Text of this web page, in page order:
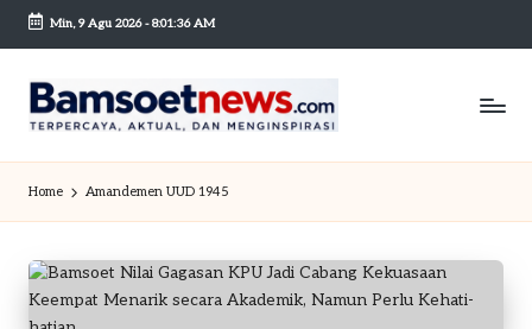
Skip
content
Min, 9 Agu 2026-8:01:36 AM
B
a
m
s
o
Mobilitas
Home Amandemen UUD 1945